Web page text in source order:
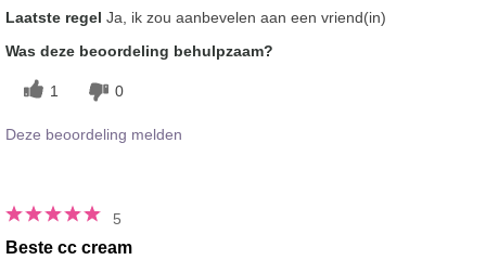
met andere door je gebruikte merken
decoratieve make-up?
Laatste regel Ja, ik zou aanbevelen aan een vriend(in)
Was deze beoordeling behulpzaam?
1 0
Deze beoordeling melden
5
Beste cc cream